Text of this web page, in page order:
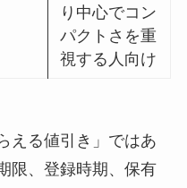
り中心でコン
パクトさを重
視する人向け
える値引き」ではあ
限、登録時期、保有